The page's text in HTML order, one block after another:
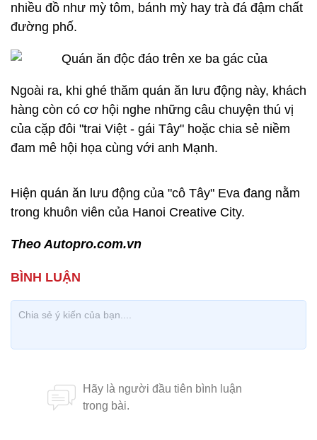
nhiều đồ như mỳ tôm, bánh mỳ hay trà đá đậm chất
đường phố.
Ngoài ra, khi ghé thăm quán ăn lưu động này, khách
hàng còn có cơ hội nghe những câu chuyện thú vị
của cặp đôi "trai Việt - gái Tây" hoặc chia sẻ niềm
đam mê hội họa cùng với anh Mạnh.
Hiện quán ăn lưu động của "cô Tây" Eva đang nằm
trong khuôn viên của Hanoi Creative City.
Theo Autopro.com.vn